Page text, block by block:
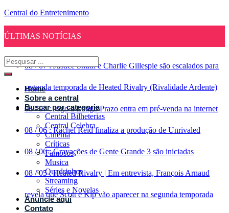
Central do Entretenimento
ÚLTIMAS NOTÍCIAS
08 / 07 : Justice Smith e Charlie Gillespie são escalados para
segunda temporada de Heated Rivalry (Rivalidade Ardente)
08 / 07 : Jogo a Longo Prazo entra em pré-venda na internet
08 / 06 : Rachel Reid finaliza a produção de Unrivaled
08 / 06 : Gravações de Gente Grande 3 são iniciadas
08 / 05 : Heated Rivalry | Em entrevista, François Arnaud
revela que Scott e Kip vão aparecer na segunda temporada
Home
Sobre a central
Buscar por categoria
Central Bilheterias
Central Celebra
Cinema
Críticas
Famosos
Musica
Quadrinhos
Streaming
Séries e Novelas
Anuncie aqui
Contato